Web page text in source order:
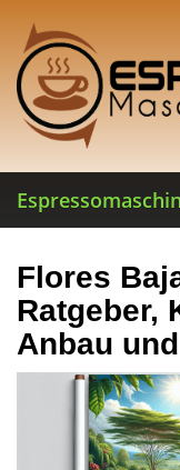
main
content
Flores
Ratgeber,
Anbau